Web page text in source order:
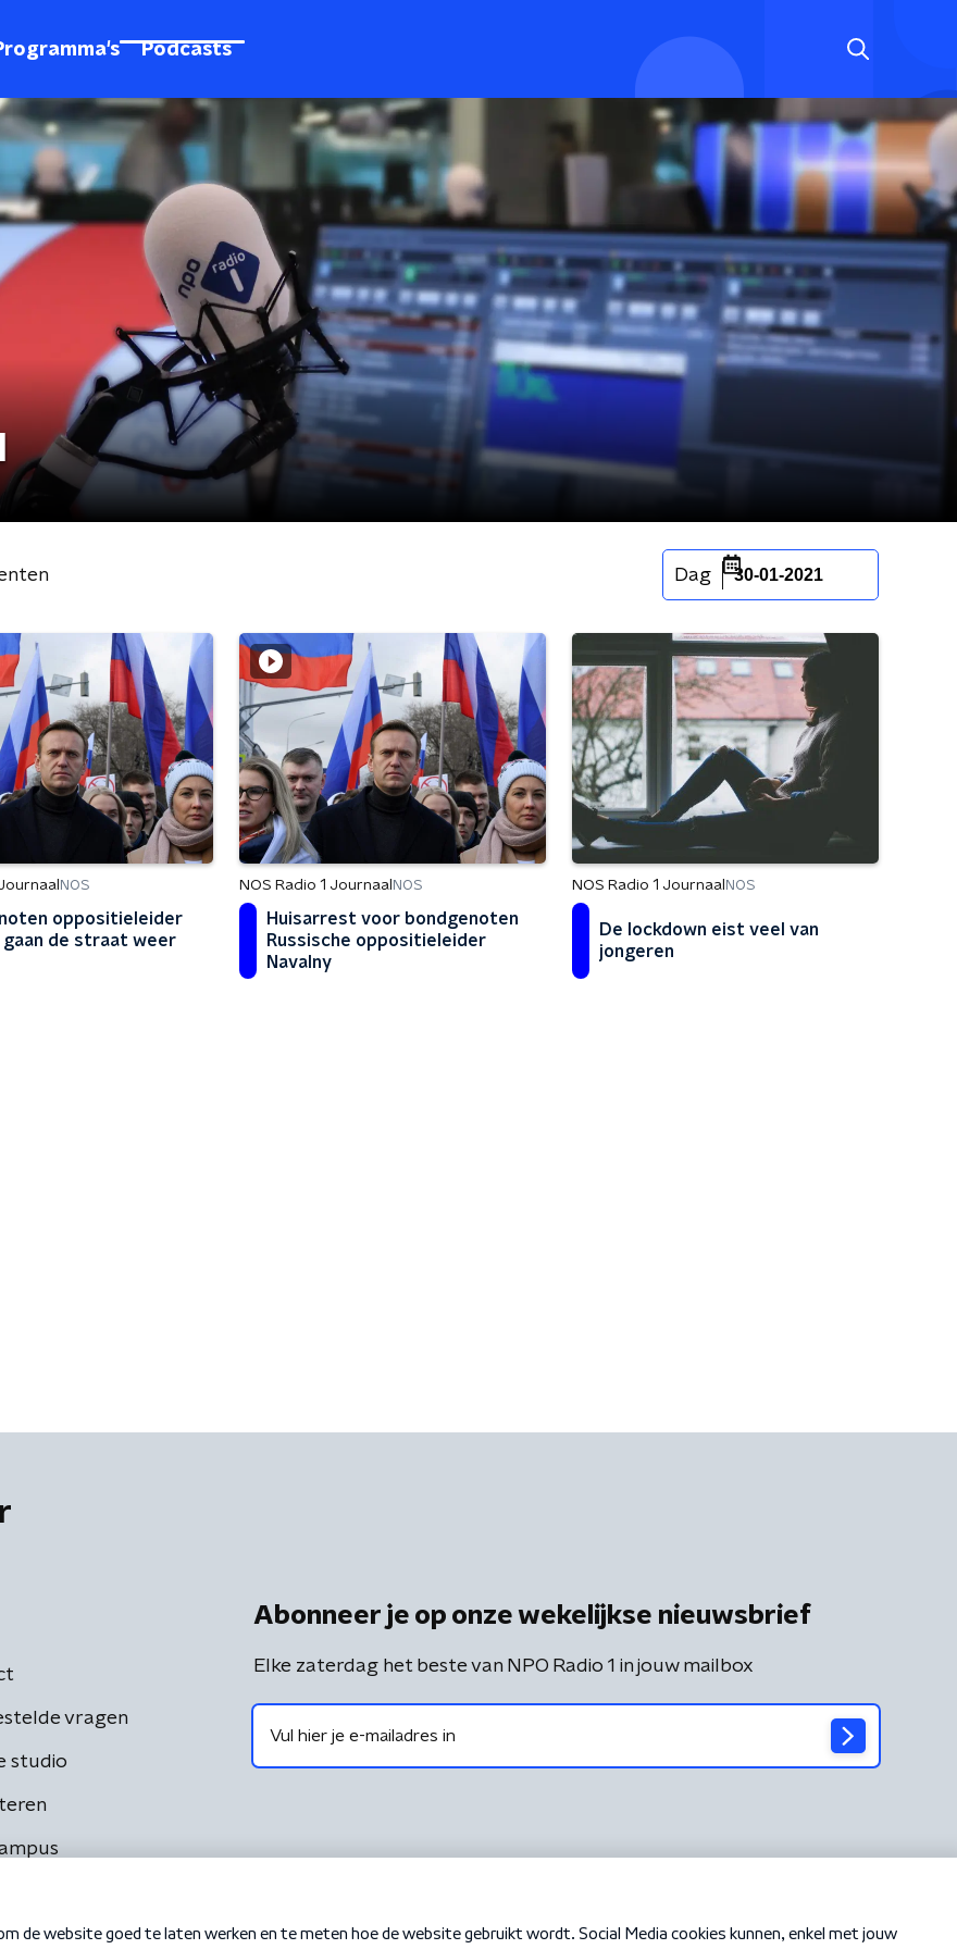
Podcasts
Dag 30-01-2021
NOS
oppositieleider
gaan de straat weer
NOS Radio 1 Journaal NOS
Huisarrest voor bondgenoten
Russische oppositieleider
Navalny
NOS Radio 1 Journaal NOS
De lockdown eist veel van
jongeren
vragen
studio
Abonneer je op onze wekelijkse nieuwsbrief
Elke zaterdag het beste van NPO Radio 1 in jouw mailbox